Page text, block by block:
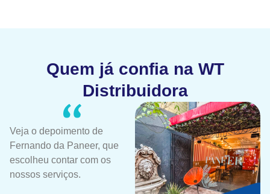
Quem já confia na WT
Distribuidora
Veja o depoimento de
Fernando da Paneer, que
escolheu contar com os
nossos serviços.